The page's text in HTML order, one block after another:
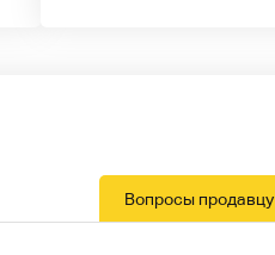
Вопросы продавцу